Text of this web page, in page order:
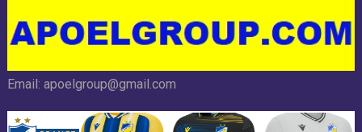
Email: apoelgroup@gmail.com